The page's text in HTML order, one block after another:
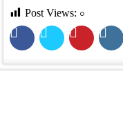
Post Views: ০